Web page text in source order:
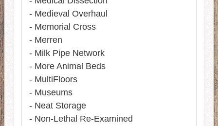
- Medieval Overhaul
- Memorial Cross
- Merren
- Milk Pipe Network
- More Animal Beds
- MultiFloors
- Museums
- Neat Storage
- Non-Lethal Re-Examined